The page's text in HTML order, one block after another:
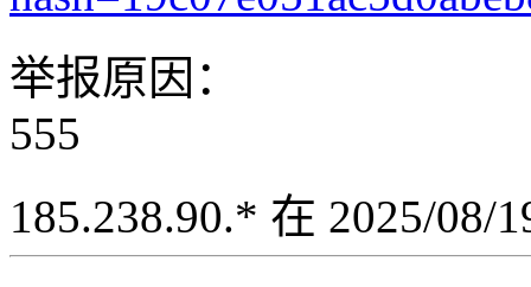
举报原因：
555
185.238.90.* 在 2025/08/